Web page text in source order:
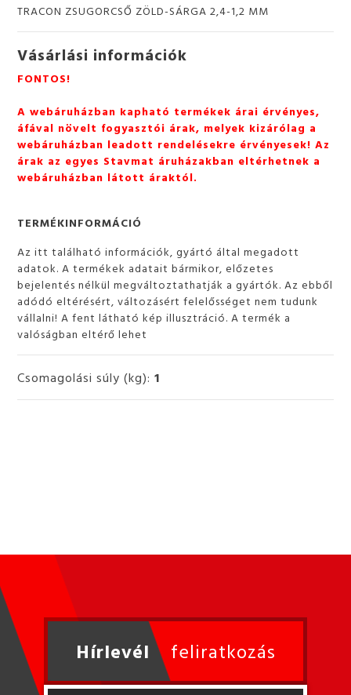
TRACON ZSUGORCSŐ ZÖLD-SÁRGA 2,4-1,2 MM
Vásárlási információk
FONTOS!
A webáruházban kapható termékek árai érvényes,
áfával növelt fogyasztói árak, melyek kizárólag a
webáruházban leadott rendelésekre érvényesek! Az
árak az egyes Stavmat áruházakban eltérhetnek a
webáruházban látott áraktól.
TERMÉKINFORMÁCIÓ
Az itt található információk, gyártó által megadott
adatok. A termékek adatait bármikor, előzetes
bejelentés nélkül megváltoztathatják a gyártók. Az ebből
adódó eltérésért, változásért felelősséget nem tudunk
vállalni! A fent látható kép illusztráció. A termék a
valóságban eltérő lehet
Csomagolási súly (kg):1
Hírlevél feliratkozás